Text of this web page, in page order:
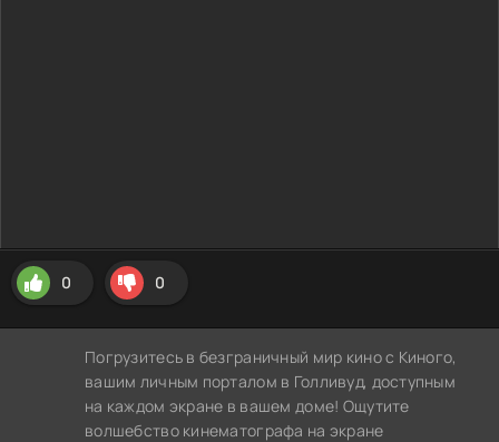
0 0
Погрузитесь в безграничный мир кино с Киного,
вашим личным порталом в Голливуд, доступным
на каждом экране в вашем доме! Ощутите
волшебство кинематографа на экране